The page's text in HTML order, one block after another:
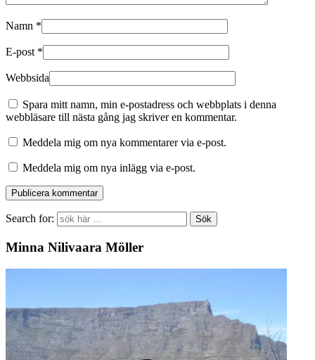
Namn *
E-post *
Webbsida
Spara mitt namn, min e-postadress och webbplats i denna
webbläsare till nästa gång jag skriver en kommentar.
Meddela mig om nya kommentarer via e-post.
Meddela mig om nya inlägg via e-post.
Search for:
Minna Nilivaara Möller